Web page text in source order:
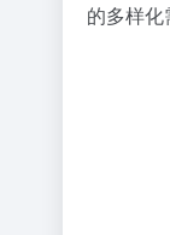
的多样化